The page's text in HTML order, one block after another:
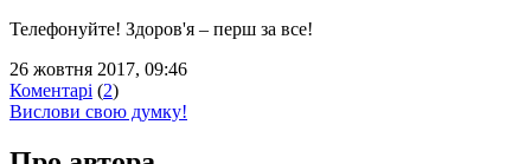
Телефонуйте! Здоров'я – перш за все!
26 жовтня 2017, 09:46
Коментарі (2)
Вислови свою думку!